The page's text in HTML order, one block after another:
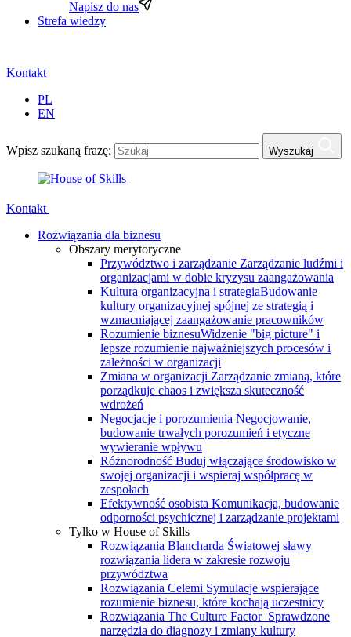
Napisz do nas
Strefa wiedzy
Kontakt
PL
EN
Wpisz szukaną frazę: Wyszukaj
Kontakt
Rozwiązania dla biznesu
Obszary merytoryczne
Przywództwo i zarządzanie Zarządzanie ludźmi i
organizacjami w dobie kryzysu zaangażowania
Kultura organizacyjna i strategiaBudowanie
kultury organizacyjnej spójnej ze strategią i
wzmacniającej zaangażowanie pracowników
Rozumienie biznesuWidzenie "big picture" i
lepsze rozumienie najważniejszych procesów i
zależności w organizacji
Zmiana w organizacji Zarządzanie zmianą, które
porządkuje chaos i zwiększa skuteczność
wdrożeń
Negocjacje i porozumienia Negocjowanie,
budowanie trwałych porozumień i etyczne
wywieranie wpływu
Różnorodność Buduj włączające środowisko w
swojej organizacji i wspieraj współpracę w
zespołach
Efektywność osobista Komunikacja, budowanie
odporności psychicznej i zarządzanie projektami
Tylko w House of Skills
Rozwiązania Blancharda Światowej sławy
rozwiązania lidera w zakresie rozwoju
przywództwa
Rozwiązania Celemi Symulacje wspierające
rozumienie biznesu, które kochają uczestnicy
Rozwiązania The Culture Factor Sprawdzone
narzędzia do diagnozy i zmiany kultury